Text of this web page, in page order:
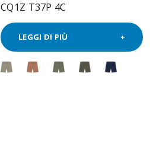
CQ1Z T37P 4C
LEGGI DI PIÙ